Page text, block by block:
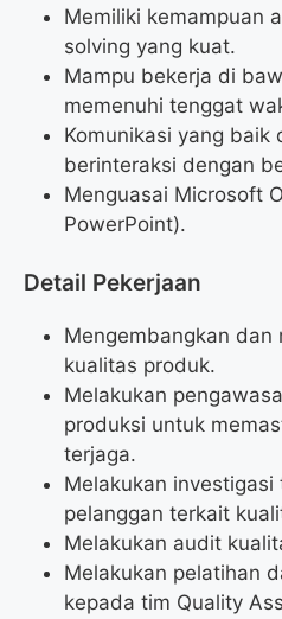
Memiliki kemampuan
solving yang kuat.
Mampu bekerja di
memenuhi tenggat
Komunikasi yang baik
berinteraksi dengan
Menguasai Microsoft
PowerPoint).
Detail Pekerjaan
Mengembangkan dan
kualitas produk.
Melakukan
produksi untuk
terjaga.
Melakukan
pelanggan terkait
Melakukan audit
Melakukan pelatihan
kepada tim Quality